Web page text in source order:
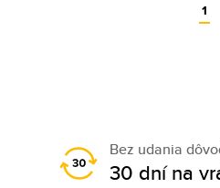
1
Bez udania
30 dní na